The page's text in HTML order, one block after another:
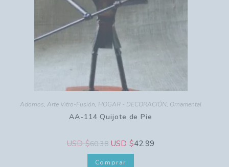
Adornos, Arte Vitro-Fusión, HOGAR - DECORACIÓN, Ornamental
AA-114 Quijote de Pie
USD $60.38 USD $42.99
Comprar